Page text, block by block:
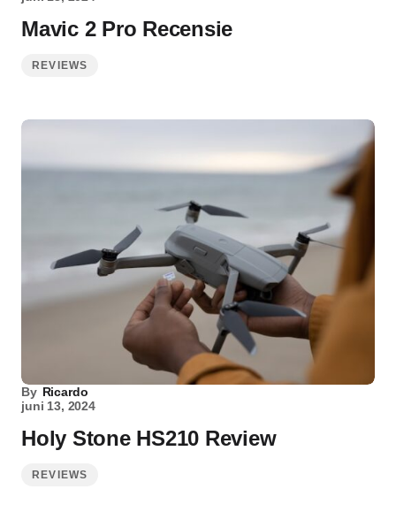
Mavic 2 Pro Recensie
REVIEWS
By Ricardo
juni 13, 2024
Holy Stone HS210 Review
REVIEWS